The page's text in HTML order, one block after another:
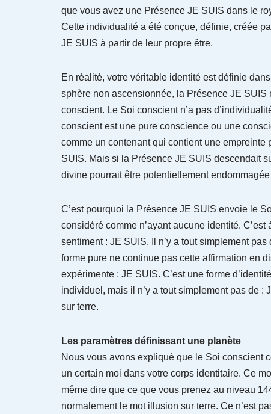
que vous avez une Présence JE SUIS dans le
Cette individualité a été conçue, définie, créée
JE SUIS à partir de leur propre être.
En réalité, votre véritable identité est définie
sphère non ascensionnée, la Présence JE
conscient. Le Soi conscient n’a pas
conscient est une pure conscience ou une
comme un contenant qui contient une empreinte
SUIS. Mais si la Présence JE SUIS descendait
divine pourrait être potentiellement
C’est pourquoi la Présence JE SUIS envoie le
considéré comme n’ayant aucune identité.
sentiment : JE SUIS. Il n’y a tout simplement
forme pure ne continue pas cette affirmation en
expérimente : JE SUIS. C’est une forme
individuel, mais il n’y a tout simplement pas de
sur terre.
Les paramètres définissant une planète
Nous vous avons expliqué que le Soi conscient
un certain moi dans votre corps identitaire. Ce
même dire que ce que vous prenez au niveau
normalement le mot illusion sur terre. Ce n’est